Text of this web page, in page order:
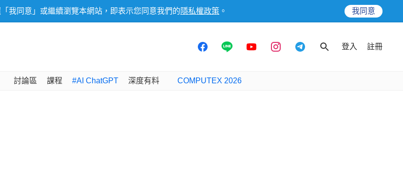
我同意」或繼續瀏覽本網站，即表示您同意我們的 隱私權政策 。 我同意
登入 註冊
討論區 課程 #AI ChatGPT 深度有料 COMPUTEX 2026